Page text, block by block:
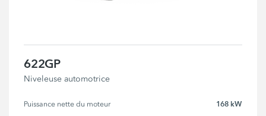
622GP
Niveleuse automotrice
Puissance nette du moteur 168 kW